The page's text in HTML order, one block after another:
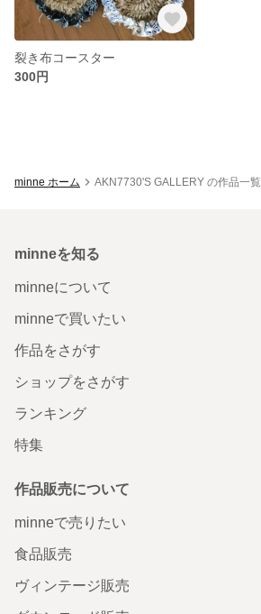
裂き布コースター
300円
minne ホーム AKN7730'S GALLERY の作品一覧
minneを知る
minneについて
minneで買いたい
作品をさがす
ショップをさがす
ランキング
特集
作品販売について
minneで売りたい
食品販売
ヴィンテージ販売